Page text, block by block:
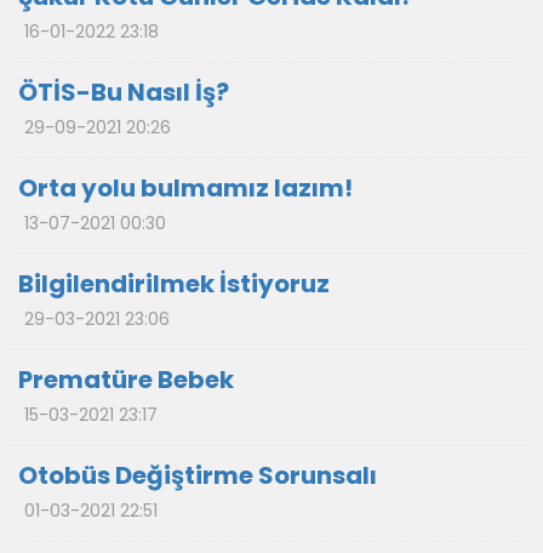
16-01-2022 23:18
ÖTİS-Bu Nasıl İş?
29-09-2021 20:26
Orta yolu bulmamız lazım!
13-07-2021 00:30
Bilgilendirilmek İstiyoruz
29-03-2021 23:06
Prematüre Bebek
15-03-2021 23:17
Otobüs Değiştirme Sorunsalı
01-03-2021 22:51